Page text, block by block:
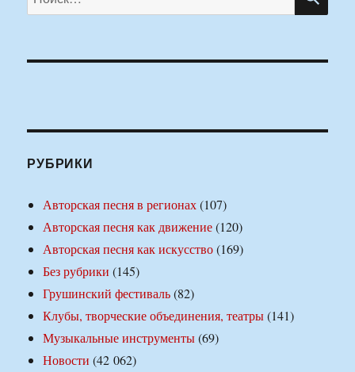
РУБРИКИ
Авторская песня в регионах(107)
Авторская песня как движение(120)
Авторская песня как искусство(169)
Без рубрики (145)
Грушинский фестиваль(82)
Клубы, творческие объединения, театры(141)
Музыкальные инструменты(69)
Новости (42 062)